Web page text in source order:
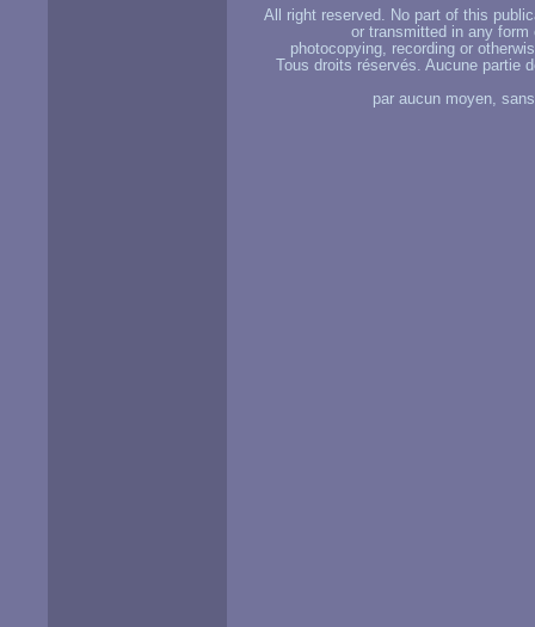
All right reserved. No part of this
or transmitted in any
photocopying, recording or
Tous droits réservés. Aucune
par aucun moyen,